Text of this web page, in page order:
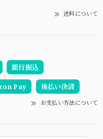
送料について
銀行振込
Pay 後払い決済
お支払い方法について